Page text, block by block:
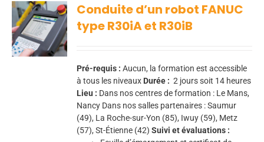
Conduite d’un robot FANUC
type R30iA et R30iB
Pré-requis : Aucun, la formation est accessible
à tous les niveaux Durée : 2 jours soit 14 heures
Lieu : Dans nos centres de formation : Le Mans,
Nancy Dans nos salles partenaires : Saumur
(49), La Roche-sur-Yon (85), Iwuy (59), Metz
(57), St-Étienne (42)Suivi et évaluations :